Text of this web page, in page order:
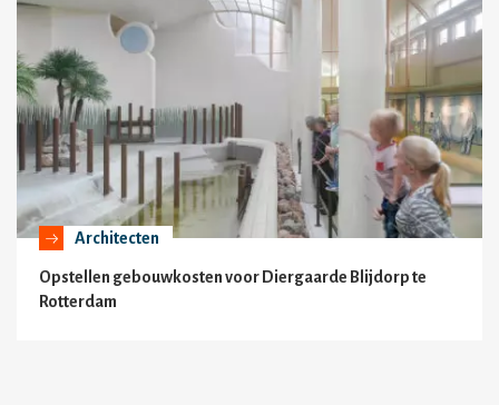
Architecten
Opstellen gebouwkosten voor Diergaarde Blijdorp te
Rotterdam